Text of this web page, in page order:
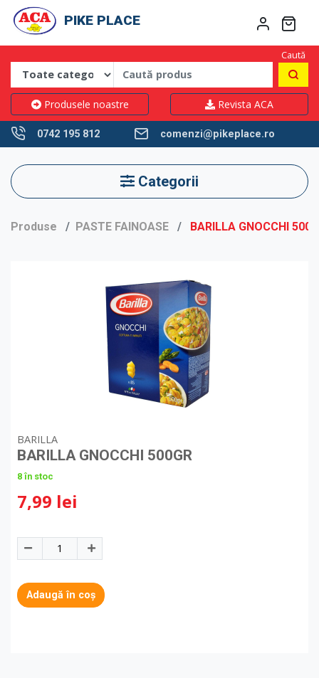
PIKE PLACE
Caută
Produsele noastre Revista ACA
0742 195 812 comenzi@pikeplace.ro
Categorii
Produse PASTE FAINOASE BARILLA GNOCCHI
BARILLA
BARILLA GNOCCHI 500GR
8 în stoc
7,99 lei
Adaugă în coș